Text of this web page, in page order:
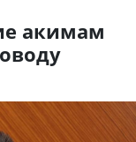
акимам